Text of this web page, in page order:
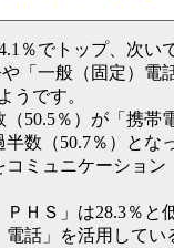
％でトップ、次い
「一般（固定）電
うです。
50.5％）が「携帯
数（50.7％）とな
ミュニケーション
ＨＳ」は28.3％と
話」を活用してい